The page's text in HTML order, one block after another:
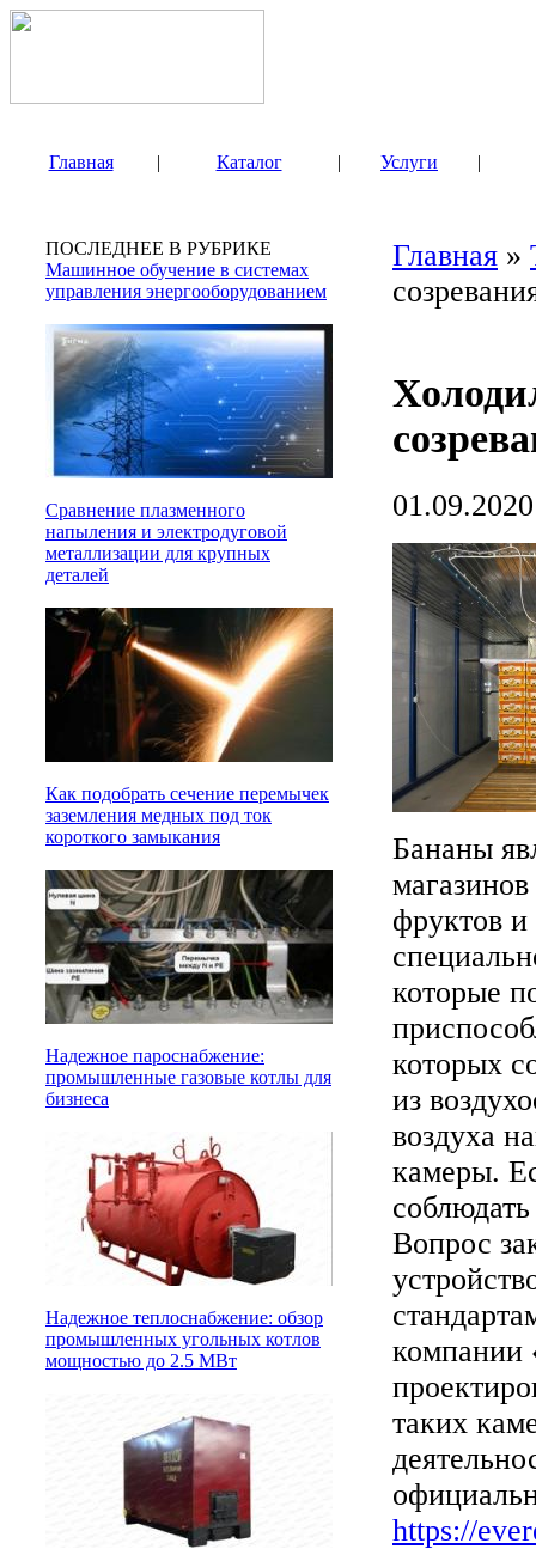
Главная | Каталог | Услуги |
ПОСЛЕДНЕЕ В РУБРИКЕ
Машинное обучение в системах
управления энергооборудованием
Сравнение плазменного
напыления и электродуговой
металлизации для крупных
деталей
Как подобрать сечение перемычек
заземления медных под ток
короткого замыкания
Надежное пароснабжение:
промышленные газовые котлы для
бизнеса
Надежное теплоснабжение: обзор
промышленных угольных котлов
мощностью до 2.5 МВт
Главная »
01.09.2020
Бананы
фруктов и
которые
которых
из
воздуха
камеры.
Вопрос
компании
таких
https://